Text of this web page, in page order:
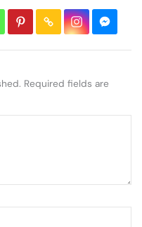
Required fields are